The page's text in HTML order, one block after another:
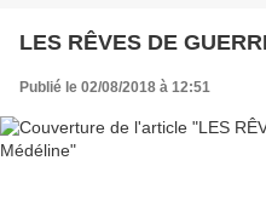
LES RÊVES DE
Publié le 02/08/2018 à 12:51